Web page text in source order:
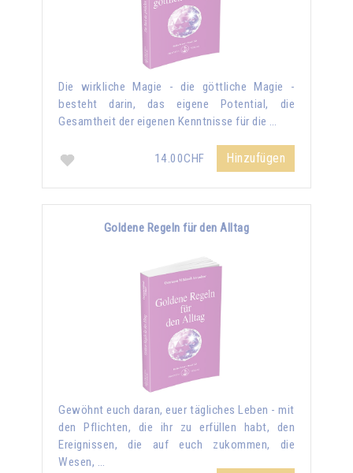
Die wirkliche Magie - die göttliche Magie -
besteht darin, das eigene Potential, die
Gesamtheit der eigenen Kenntnisse für die …
14.00CHF Hinzufügen
Goldene Regeln für den Alltag
Gewöhnt euch daran, euer tägliches Leben - mit
den Pflichten, die ihr zu erfüllen habt, den
Ereignissen, die auf euch zukommen, die
Wesen, …